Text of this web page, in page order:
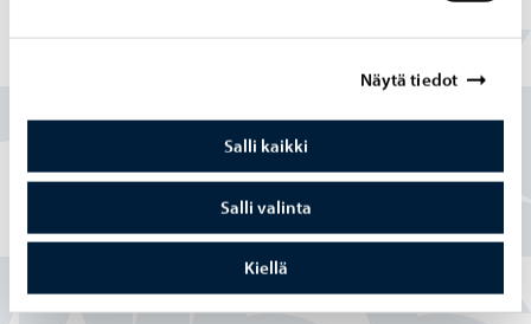
Näytä tiedot
Salli kaikki
Salli valinta
Kiellä
Löysitkö etsimäsi tiedon tältä sivulta?
Kyllä
Osittain
En